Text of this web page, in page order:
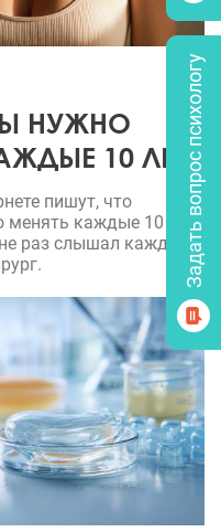
НУЖНО
10 ЛЕТ?
пишут, что
менять каждые 10
раз слышал каждыйЗадать вопрос психологу